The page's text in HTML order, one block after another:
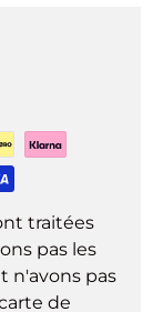
traitées
pas les
n'avons pas
de